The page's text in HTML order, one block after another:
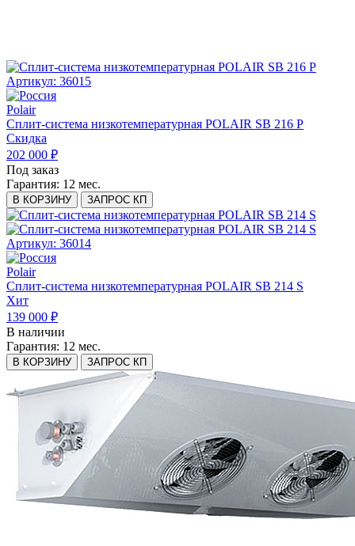
Артикул: 36015
Polair
Сплит-система низкотемпературная POLAIR SB 216 P
Скидка
202 000 ₽
Под заказ
Гарантия: 12 мес.
В КОРЗИНУ ЗАПРОС КП
Артикул: 36014
Polair
Сплит-система низкотемпературная POLAIR SB 214 S
Хит
139 000 ₽
В наличии
Гарантия: 12 мес.
В КОРЗИНУ ЗАПРОС КП